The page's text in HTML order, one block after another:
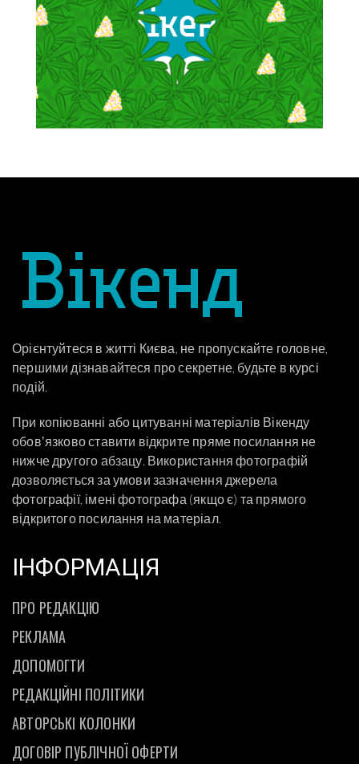
Орієнтуйтеся в житті Києва, не пропускайте головне,
першими дізнавайтеся про секретне, будьте в курсі
подій.
При копіюванні або цитуванні матеріалів Вікенду
обовʼязково ставити відкрите пряме посилання не
нижче другого абзацу. Використання фотографій
дозволяється за умови зазначення джерела
фотографії, імені фотографа (якщо є) та прямого
відкритого посилання на матеріал.
ІНФОРМАЦІЯ
ПРО РЕДАКЦІЮ
РЕКЛАМА
ДОПОМОГТИ
РЕДАКЦІЙНІ ПОЛІТИКИ
АВТОРСЬКІ КОЛОНКИ
ДОГОВІР ПУБЛІЧНОЇ ОФЕРТИ